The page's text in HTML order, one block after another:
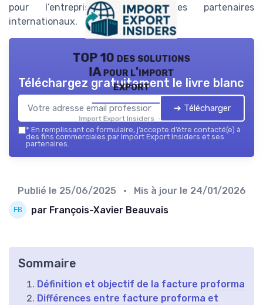
pour l’entreprise et pour ses partenaires
internationaux.
TOP 10 des solutions
IA pour l'import
export
Import Export Insiders — 2026
Téléchargez gratuitement le livre blanc
➔ Télécharger
* En remplissant ce formulaire, j’accepte d’être contacté(e) à
des fins commerciales par Import Export Insiders et ses
partenaires.
Publié le 25/06/2025 • Mis à jour le 24/01/2026
par François-Xavier Beauvais
Sommaire
Définition et objectif de la facture proforma
Différences entre facture proforma et